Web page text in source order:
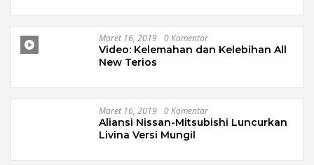
Maret 16, 2019 0 Komentar
Video: Kelemahan dan Kelebihan All
New Terios
Maret 16, 2019 0 Komentar
Aliansi Nissan-Mitsubishi Luncurkan
Livina Versi Mungil